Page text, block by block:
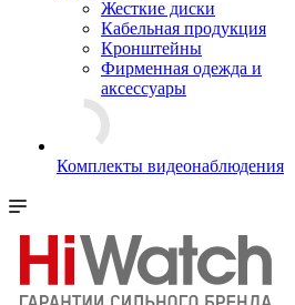
Жесткие диски
Кабельная продукция
Кронштейны
Фирменная одежда и
аксессуары
Комплекты видеонаблюдения